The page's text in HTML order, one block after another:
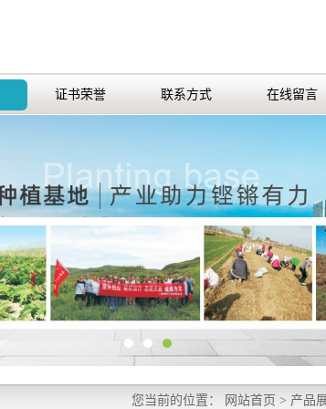
证书荣誉 联系方式 在线留言
您当前的位置： 网站首页 > 产品